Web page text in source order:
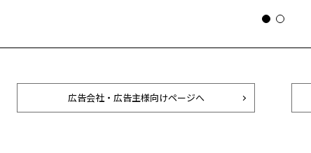
広告会社・広告主様向けページへ